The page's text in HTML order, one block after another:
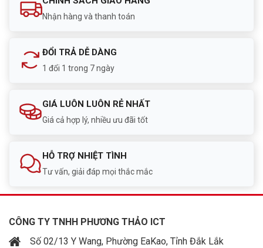
Nhận hàng và thanh toán
ĐỔI TRẢ DỄ DÀNG
1 đổi 1 trong 7 ngày
GIÁ LUÔN LUÔN RẺ NHẤT
Giá cả hợp lý, nhiều ưu đãi tốt
HỖ TRỢ NHIỆT TÌNH
Tư vấn, giải đáp mọi thắc mắc
CÔNG TY TNHH PHƯƠNG THẢO ICT
Số 02/13 Y Wang, Phường EaKao, Tỉnh Đắk Lắk